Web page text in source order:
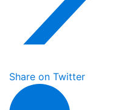
Share on Twitter